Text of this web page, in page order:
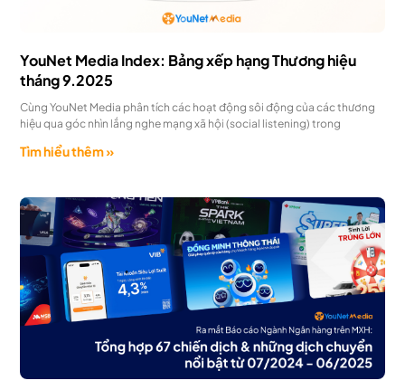
YouNet Media Index: Bảng xếp hạng Thương hiệu
tháng 9.2025
Cùng YouNet Media phân tích các hoạt động sôi động của các thương
hiệu qua góc nhìn lắng nghe mạng xã hội (social listening) trong
Tìm hiểu thêm »